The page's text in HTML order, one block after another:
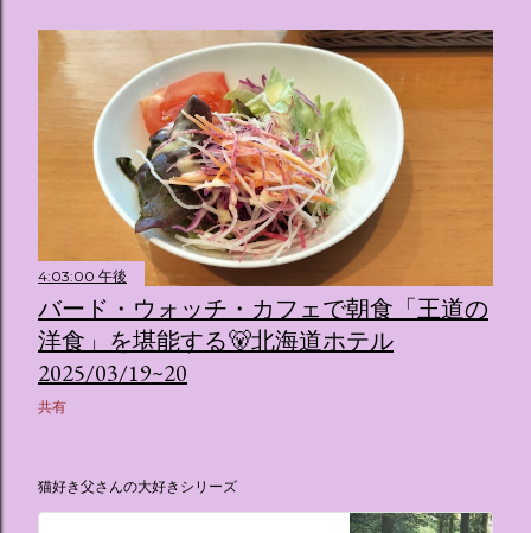
4:03:00 午後
バード・ウォッチ・カフェで朝食「王道の
洋食」を堪能する🐻北海道ホテル
2025/03/19~20
共有
猫好き父さんの大好きシリーズ